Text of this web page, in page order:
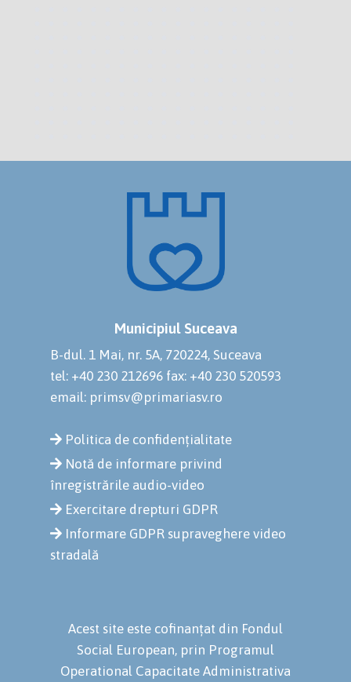
Municipiul Suceava
B-dul. 1 Mai, nr. 5A, 720224, Suceava
tel: +40 230 212696 fax: +40 230 520593
email: primsv@primariasv.ro
Politica de confidențialitate
Notă de informare privind
înregistrările audio-video
Exercitare drepturi GDPR
Informare GDPR supraveghere video
stradală
Acest site este cofinanțat din Fondul
Social European, prin Programul
Operational Capacitate Administrativa